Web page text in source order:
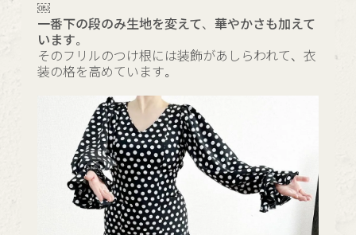
￼
一番下の段のみ生地を変えて、華やかさも加えて
います。
そのフリルのつけ根には装飾があしらわれて、衣
装の格を高めています。